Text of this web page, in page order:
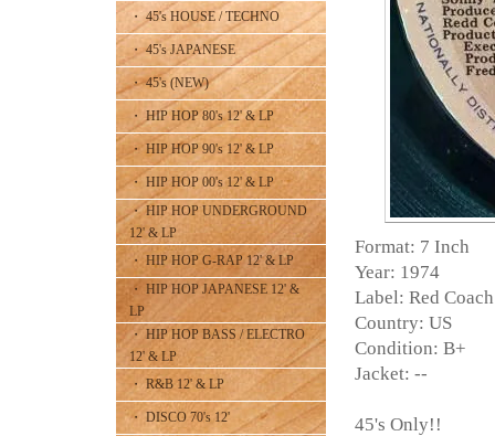
・ 45's HOUSE / TECHNO
・ 45's JAPANESE
・ 45's (NEW)
・ HIP HOP 80's 12' & LP
・ HIP HOP 90's 12' & LP
・ HIP HOP 00's 12' & LP
・ HIP HOP UNDERGROUND
12' & LP
・ HIP HOP G-RAP 12' & LP
・ HIP HOP JAPANESE 12' &
LP
・ HIP HOP BASS / ELECTRO
12' & LP
・ R&B 12' & LP
・ DISCO 70's 12'
Format: 7 Inch
Year: 1974
Label: Red Coach
Country: US
Condition: B+
Jacket: --
45's Only!!